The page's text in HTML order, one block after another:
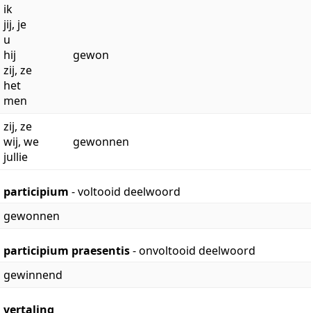
ik
jij, je
u
hij
zij, ze
het
men
gewon
zij, ze
wij, we
jullie
gewonnen
participium - voltooid deelwoord
gewonnen
participium praesentis- onvoltooid deelwoord
gewinnend
vertaling